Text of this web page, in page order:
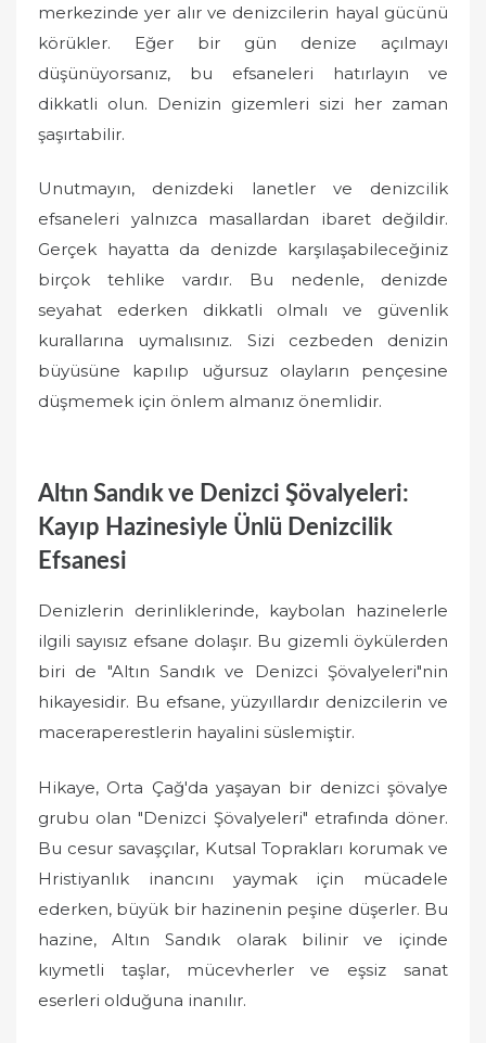
merkezinde yer alır ve denizcilerin hayal gücünü
körükler. Eğer bir gün denize açılmayı
düşünüyorsanız, bu efsaneleri hatırlayın ve
dikkatli olun. Denizin gizemleri sizi her zaman
şaşırtabilir.
Unutmayın, denizdeki lanetler ve denizcilik
efsaneleri yalnızca masallardan ibaret değildir.
Gerçek hayatta da denizde karşılaşabileceğiniz
birçok tehlike vardır. Bu nedenle, denizde
seyahat ederken dikkatli olmalı ve güvenlik
kurallarına uymalısınız. Sizi cezbeden denizin
büyüsüne kapılıp uğursuz olayların pençesine
düşmemek için önlem almanız önemlidir.
Altın Sandık ve Denizci Şövalyeleri:
Kayıp Hazinesiyle Ünlü Denizcilik
Efsanesi
Denizlerin derinliklerinde, kaybolan hazinelerle
ilgili sayısız efsane dolaşır. Bu gizemli öykülerden
biri de "Altın Sandık ve Denizci Şövalyeleri"nin
hikayesidir. Bu efsane, yüzyıllardır denizcilerin ve
maceraperestlerin hayalini süslemiştir.
Hikaye, Orta Çağ'da yaşayan bir denizci şövalye
grubu olan "Denizci Şövalyeleri" etrafında döner.
Bu cesur savaşçılar, Kutsal Toprakları korumak ve
Hristiyanlık inancını yaymak için mücadele
ederken, büyük bir hazinenin peşine düşerler. Bu
hazine, Altın Sandık olarak bilinir ve içinde
kıymetli taşlar, mücevherler ve eşsiz sanat
eserleri olduğuna inanılır.